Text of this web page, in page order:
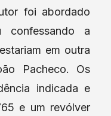
foi abordado
confessando a
em outra
Pacheco. Os
indicada e
e um revólver